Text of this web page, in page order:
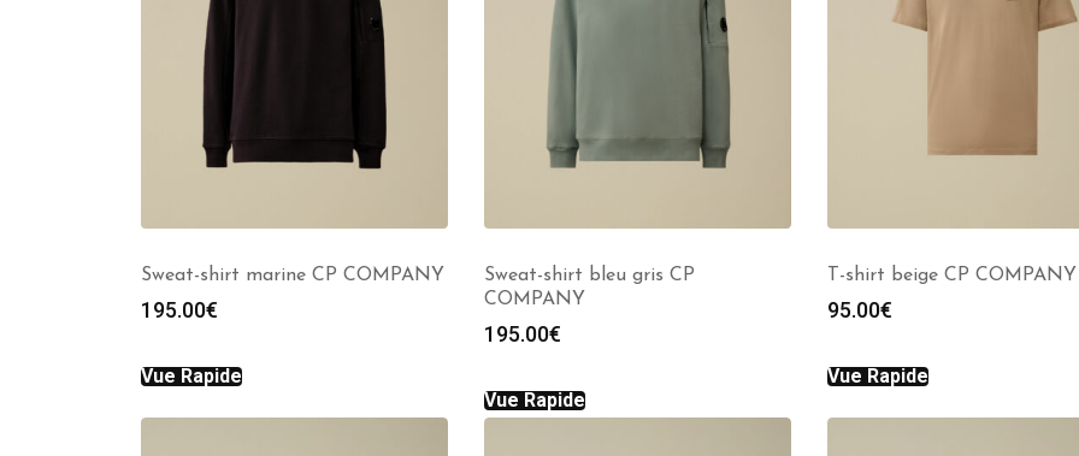
Sweat-shirt marine CP COMPANY
195.00€
Vue Rapide
Sweat-shirt bleu gris CP
COMPANY
195.00€
Vue Rapide
T-shirt beige CP COMPANY
95.00€
Vue Rapide